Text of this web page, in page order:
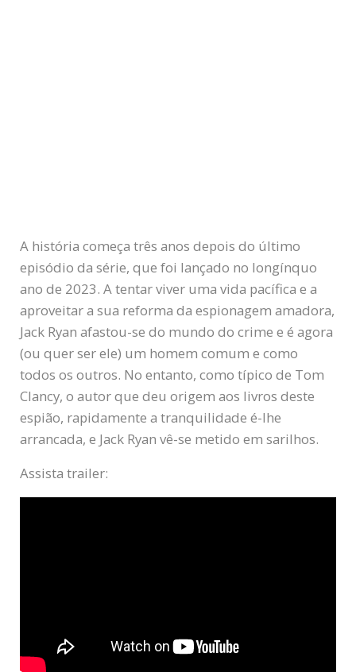
A história começa três anos depois do último
episódio da série, que foi lançado no longínquo
ano de 2023. A tentar viver uma vida pacífica e a
aproveitar a sua reforma da espionagem amadora,
Jack Ryan afastou-se do mundo do crime e é agora
(ou quer ser ele) um homem comum e como
todos os outros. No entanto, como típico de Tom
Clancy, o autor que deu origem aos livros deste
espião, rapidamente a tranquilidade é-lhe
arrancada, e Jack Ryan vê-se metido em sarilhos.
Assista trailer: